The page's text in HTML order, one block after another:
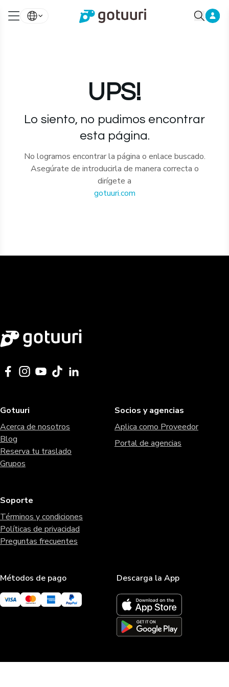
UPS!
Lo siento, no pudimos encontrar
esta página.
No logramos encontrar la página o enlace buscado.
Asegúrate de introducirla de manera correcta o
dirígete a
gotuuri.com
Gotuuri
Acerca de nosotros
Blog
Reserva tu traslado
Grupos
Socios y agencias
Aplica como Proveedor
Portal de agencias
Soporte
Términos y condiciones
Políticas de privacidad
Preguntas frecuentes
Métodos de pago Descarga la App